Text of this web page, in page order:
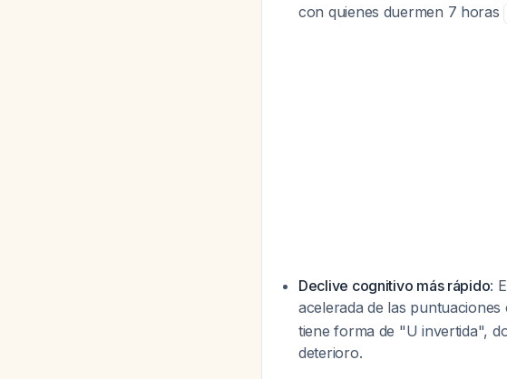
con quienes duermen 7 horas
Declive cognitivo más rápido:
acelerada de las
tiene forma de "U invertida",
deterioro.